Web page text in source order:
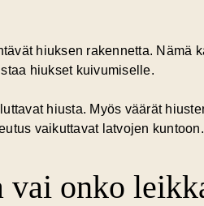
hiuksen rakennetta. Nämä
hiukset kuivumiselle.
hiusta. Myös väärät
vaikuttavat latvojen kuntoon.
onko